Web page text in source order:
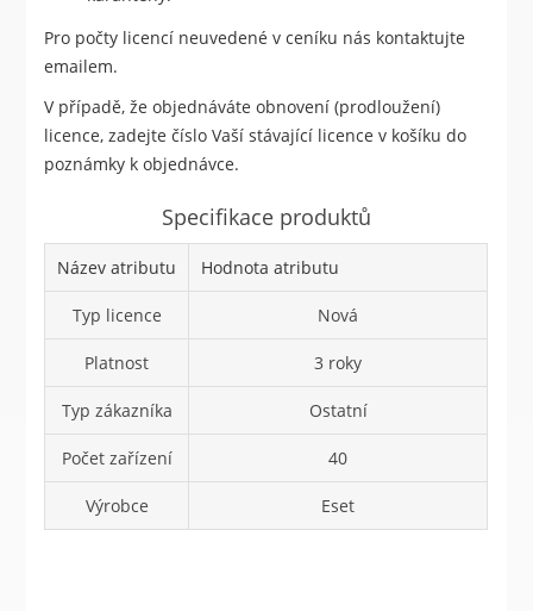
Pro počty licencí neuvedené v ceníku nás kontaktujte
emailem.
V případě, že objednáváte obnovení (prodloužení)
licence, zadejte číslo Vaší stávající licence v košíku do
poznámky k objednávce.
Specifikace produktů
Název atributu Hodnota atributu
Typ licence Nová
Platnost 3 roky
Typ zákazníka Ostatní
Počet zařízení 40
Výrobce Eset